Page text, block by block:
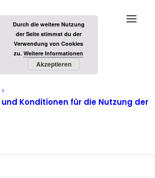
Konditionen für die Nutzung der
in die
Durch die weitere Nutzung
der Seite stimmst du der
Verwendung von Cookies
zu. Weitere Informationen
Akzeptieren